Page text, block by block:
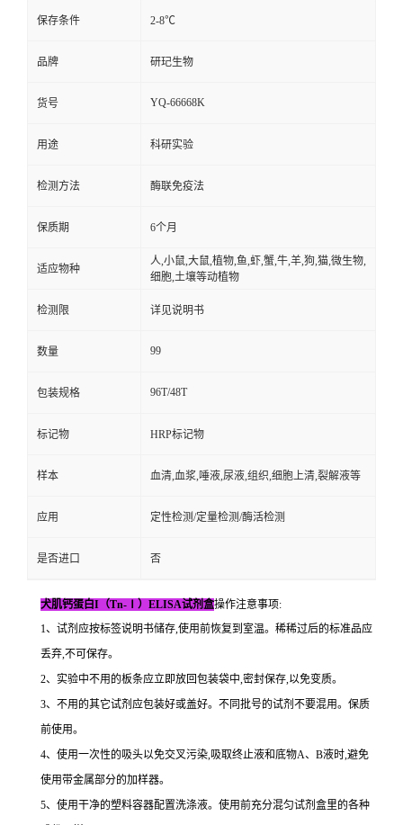
保存条件 2-8℃
品牌 研玘生物
货号 YQ-66668K
用途 科研实验
检测方法 酶联免疫法
保质期 6个月
适应物种
人,小鼠,大鼠,植物,鱼,虾,蟹,牛,羊,狗,猫,微生物,
细胞,土壤等动植物
检测限 详见说明书
数量 99
包装规格 96T/48T
标记物 HRP标记物
样本 血清,血浆,唾液,尿液,组织,细胞上清,裂解液等
应用 定性检测/定量检测/酶活检测
是否进口 否
犬肌钙蛋白I（Tn-Ⅰ）ELISA试剂盒操作注意事项:
1、试剂应按标签说明书储存,使用前恢复到室温。稀稀过后的标准品应
丢弃,不可保存。
2、实验中不用的板条应立即放回包装袋中,密封保存,以免变质。
3、不用的其它试剂应包装好或盖好。不同批号的试剂不要混用。保质
前使用。
4、使用一次性的吸头以免交叉污染,吸取终止液和底物A、B液时,避免
使用带金属部分的加样器。
5、使用干净的塑料容器配置洗涤液。使用前充分混匀试剂盒里的各种